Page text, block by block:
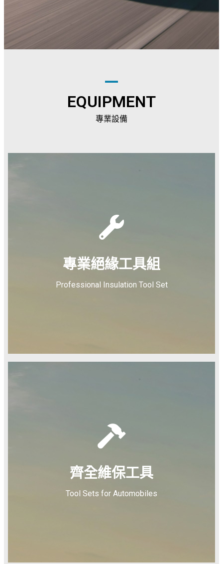
EQUIPMENT
專業設備
專業絕緣工具組
Professional Insulation Tool Set
齊全維保工具
Tool Sets for Automobiles